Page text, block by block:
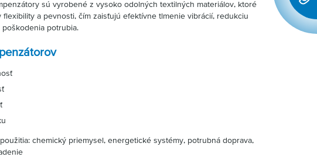
sú vyrobené z vysoko odolných textilných materiálov, ktoré
flexibility a pevnosti, čím zaisťujú efektívne tlmenie vibrácií, redukciu
potrubia.
chemický priemysel, energetické systémy, potrubná doprava,